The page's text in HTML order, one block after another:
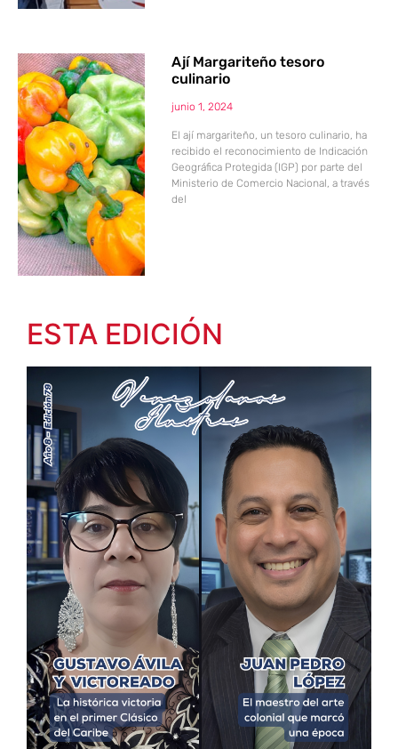
Ají Margariteño tesoro
culinario
junio 1, 2024
El ají margariteño, un tesoro culinario, ha
recibido el reconocimiento de Indicación
Geográfica Protegida (IGP) por parte del
Ministerio de Comercio Nacional, a través
del
ESTA EDICIÓN